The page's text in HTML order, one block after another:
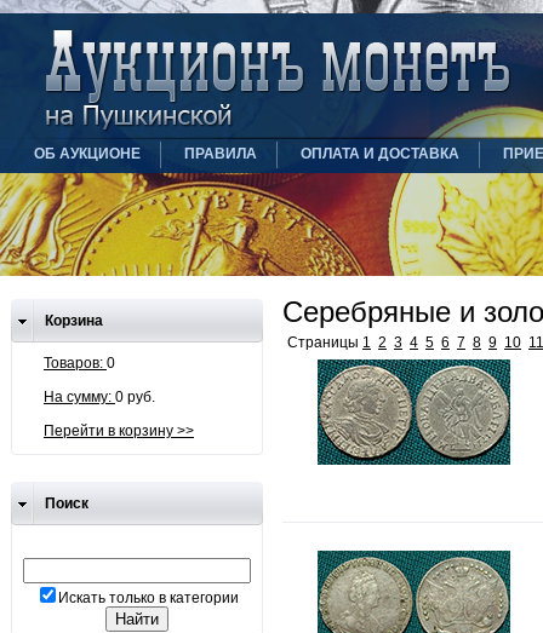
ОБ АУКЦИОНЕ ПРАВИЛА ОПЛАТА И ДОСТАВКА
Корзина
Товаров: 0
На сумму: 0 руб.
Перейти в корзину >>
Поиск
Искать только в категории
Серебряные и
Страницы 1 2 3 4 5 6 7 8 9 10 11